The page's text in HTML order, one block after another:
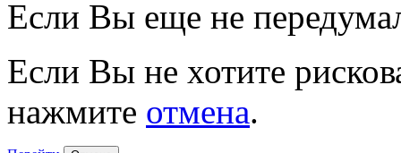
Если Вы еще не
Если Вы не хотите
нажмите отмена.